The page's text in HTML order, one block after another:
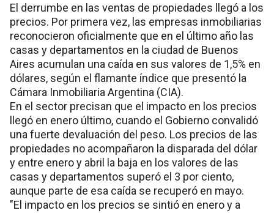
El derrumbe en las ventas de propiedades llegó a los
precios. Por primera vez, las empresas inmobiliarias
reconocieron oficialmente que en el último año las
casas y departamentos en la ciudad de Buenos
Aires acumulan una caída en sus valores de 1,5% en
dólares, según el flamante índice que presentó la
Cámara Inmobiliaria Argentina (CIA).
En el sector precisan que el impacto en los precios
llegó en enero último, cuando el Gobierno convalidó
una fuerte devaluación del peso. Los precios de las
propiedades no acompañaron la disparada del dólar
y entre enero y abril la baja en los valores de las
casas y departamentos superó el 3 por ciento,
aunque parte de esa caída se recuperó en mayo.
"El impacto en los precios se sintió en enero y a